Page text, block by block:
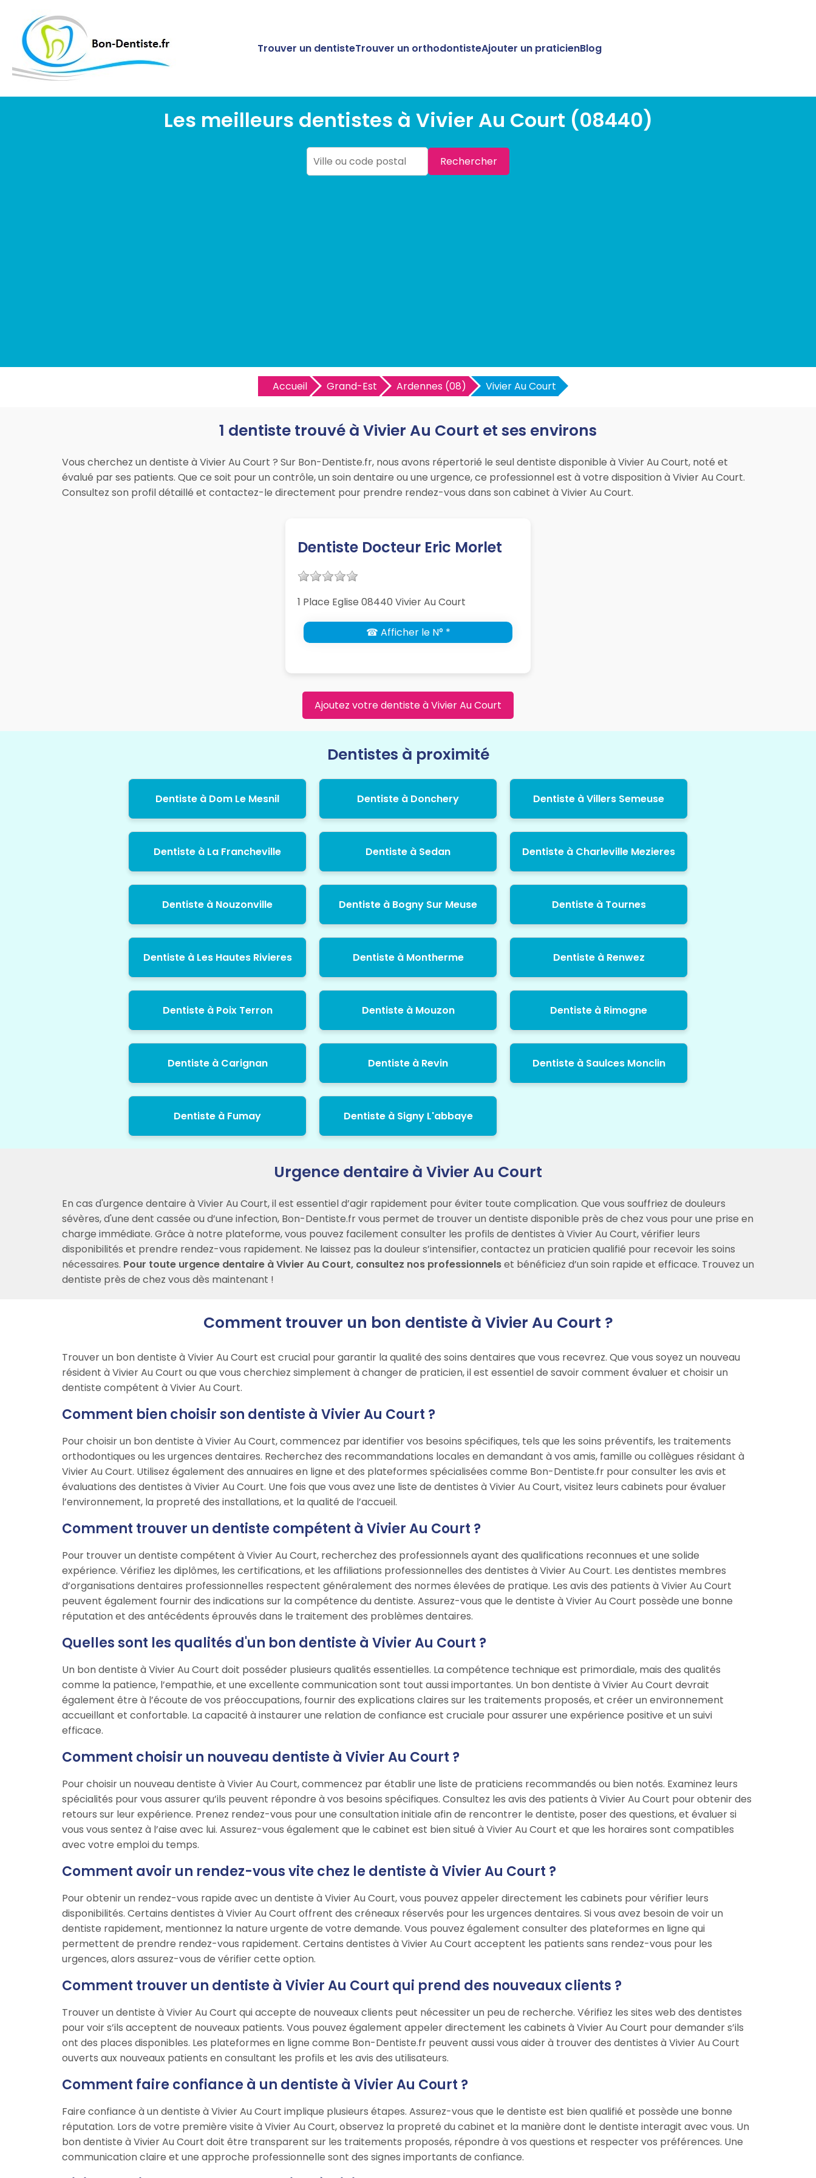
Trouver un dentisteTrouver un orthodontisteAjouter un praticienBlog
Les meilleurs dentistes à Vivier Au Court (08440)
Rechercher
Accueil Grand-Est Ardennes (08) Vivier Au Court
1 dentiste trouvé à Vivier Au Court et ses environs
Vous cherchez un dentiste à Vivier Au Court ? Sur Bon-Dentiste.fr, nous avons répertorié le seul dentiste disponible à Vivier Au Court, noté et
évalué par ses patients. Que ce soit pour un contrôle, un soin dentaire ou une urgence, ce professionnel est à votre disposition à Vivier Au Court.
Consultez son profil détaillé et contactez-le directement pour prendre rendez-vous dans son cabinet à Vivier Au Court.
Dentiste Docteur Eric Morlet
1 Place Eglise 08440 Vivier Au Court
☎ Afficher le N° *
Ajoutez votre dentiste à Vivier Au Court
Dentistes à proximité
Dentiste à Dom Le Mesnil Dentiste à Donchery Dentiste à Villers Semeuse
Dentiste à La Francheville Dentiste à Sedan Dentiste à Charleville Mezieres
Dentiste à Nouzonville Dentiste à Bogny Sur Meuse Dentiste à Tournes
Dentiste à Les Hautes Rivieres Dentiste à Montherme Dentiste à Renwez
Dentiste à Poix Terron Dentiste à Mouzon Dentiste à Rimogne
Dentiste à Carignan Dentiste à Revin Dentiste à Saulces Monclin
Dentiste à Fumay Dentiste à Signy L'abbaye
Urgence dentaire à Vivier Au Court
En cas d'urgence dentaire à Vivier Au Court, il est essentiel d’agir rapidement pour éviter toute complication. Que vous souffriez de douleurs
sévères, d'une dent cassée ou d’une infection, Bon-Dentiste.fr vous permet de trouver un dentiste disponible près de chez vous pour une prise en
charge immédiate. Grâce à notre plateforme, vous pouvez facilement consulter les profils de dentistes à Vivier Au Court, vérifier leurs
disponibilités et prendre rendez-vous rapidement. Ne laissez pas la douleur s’intensifier, contactez un praticien qualifié pour recevoir les soins
nécessaires. Pour toute urgence dentaire à Vivier Au Court, consultez nos professionnelset bénéficiez d’un soin rapide et efficace. Trouvez un
dentiste près de chez vous dès maintenant !
Comment trouver un bon dentiste à Vivier Au Court ?
Trouver un bon dentiste à Vivier Au Court est crucial pour garantir la qualité des soins dentaires que vous recevrez. Que vous soyez un nouveau
résident à Vivier Au Court ou que vous cherchiez simplement à changer de praticien, il est essentiel de savoir comment évaluer et choisir un
dentiste compétent à Vivier Au Court.
Comment bien choisir son dentiste à Vivier Au Court ?
Pour choisir un bon dentiste à Vivier Au Court, commencez par identifier vos besoins spécifiques, tels que les soins préventifs, les traitements
orthodontiques ou les urgences dentaires. Recherchez des recommandations locales en demandant à vos amis, famille ou collègues résidant à
Vivier Au Court. Utilisez également des annuaires en ligne et des plateformes spécialisées comme Bon-Dentiste.fr pour consulter les avis et
évaluations des dentistes à Vivier Au Court. Une fois que vous avez une liste de dentistes à Vivier Au Court, visitez leurs cabinets pour évaluer
l’environnement, la propreté des installations, et la qualité de l’accueil.
Comment trouver un dentiste compétent à Vivier Au Court ?
Pour trouver un dentiste compétent à Vivier Au Court, recherchez des professionnels ayant des qualifications reconnues et une solide
expérience. Vérifiez les diplômes, les certifications, et les affiliations professionnelles des dentistes à Vivier Au Court. Les dentistes membres
d’organisations dentaires professionnelles respectent généralement des normes élevées de pratique. Les avis des patients à Vivier Au Court
peuvent également fournir des indications sur la compétence du dentiste. Assurez-vous que le dentiste à Vivier Au Court possède une bonne
réputation et des antécédents éprouvés dans le traitement des problèmes dentaires.
Quelles sont les qualités d'un bon dentiste à Vivier Au Court ?
Un bon dentiste à Vivier Au Court doit posséder plusieurs qualités essentielles. La compétence technique est primordiale, mais des qualités
comme la patience, l’empathie, et une excellente communication sont tout aussi importantes. Un bon dentiste à Vivier Au Court devrait
également être à l’écoute de vos préoccupations, fournir des explications claires sur les traitements proposés, et créer un environnement
accueillant et confortable. La capacité à instaurer une relation de confiance est cruciale pour assurer une expérience positive et un suivi
efficace.
Comment choisir un nouveau dentiste à Vivier Au Court ?
Pour choisir un nouveau dentiste à Vivier Au Court, commencez par établir une liste de praticiens recommandés ou bien notés. Examinez leurs
spécialités pour vous assurer qu’ils peuvent répondre à vos besoins spécifiques. Consultez les avis des patients à Vivier Au Court pour obtenir des
retours sur leur expérience. Prenez rendez-vous pour une consultation initiale afin de rencontrer le dentiste, poser des questions, et évaluer si
vous vous sentez à l’aise avec lui. Assurez-vous également que le cabinet est bien situé à Vivier Au Court et que les horaires sont compatibles
avec votre emploi du temps.
Comment avoir un rendez-vous vite chez le dentiste à Vivier Au Court ?
Pour obtenir un rendez-vous rapide avec un dentiste à Vivier Au Court, vous pouvez appeler directement les cabinets pour vérifier leurs
disponibilités. Certains dentistes à Vivier Au Court offrent des créneaux réservés pour les urgences dentaires. Si vous avez besoin de voir un
dentiste rapidement, mentionnez la nature urgente de votre demande. Vous pouvez également consulter des plateformes en ligne qui
permettent de prendre rendez-vous rapidement. Certains dentistes à Vivier Au Court acceptent les patients sans rendez-vous pour les
urgences, alors assurez-vous de vérifier cette option.
Comment trouver un dentiste à Vivier Au Court qui prend des nouveaux clients ?
Trouver un dentiste à Vivier Au Court qui accepte de nouveaux clients peut nécessiter un peu de recherche. Vérifiez les sites web des dentistes
pour voir s’ils acceptent de nouveaux patients. Vous pouvez également appeler directement les cabinets à Vivier Au Court pour demander s’ils
ont des places disponibles. Les plateformes en ligne comme Bon-Dentiste.fr peuvent aussi vous aider à trouver des dentistes à Vivier Au Court
ouverts aux nouveaux patients en consultant les profils et les avis des utilisateurs.
Comment faire confiance à un dentiste à Vivier Au Court ?
Faire confiance à un dentiste à Vivier Au Court implique plusieurs étapes. Assurez-vous que le dentiste est bien qualifié et possède une bonne
réputation. Lors de votre première visite à Vivier Au Court, observez la propreté du cabinet et la manière dont le dentiste interagit avec vous. Un
bon dentiste à Vivier Au Court doit être transparent sur les traitements proposés, répondre à vos questions et respecter vos préférences. Une
communication claire et une approche professionnelle sont des signes importants de confiance.